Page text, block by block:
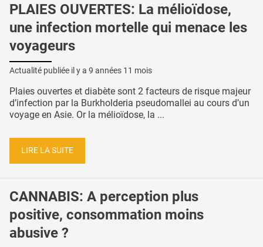
PLAIES OUVERTES: La mélioïdose,
une infection mortelle qui menace les
voyageurs
Actualité publiée il y a 9 années 11 mois
Plaies ouvertes et diabète sont 2 facteurs de risque majeur
d’infection par la Burkholderia pseudomallei au cours d’un
voyage en Asie. Or la mélioïdose, la ...
LIRE LA SUITE
CANNABIS: A perception plus
positive, consommation moins
abusive ?